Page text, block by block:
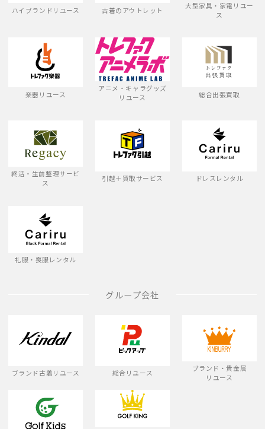
ハイブランドリユース 古着のアウトレット
大型家具・家電リユー
ス
楽器リユース
アニメ・キャラグッズ
リユース
総合出張買取
終活・生前整理サービ
ス
引越＋買取サービス ドレスレンタル
礼服・喪服レンタル
グループ会社
ブランド古着リユース 総合リユース
ブランド・貴金属
リユース